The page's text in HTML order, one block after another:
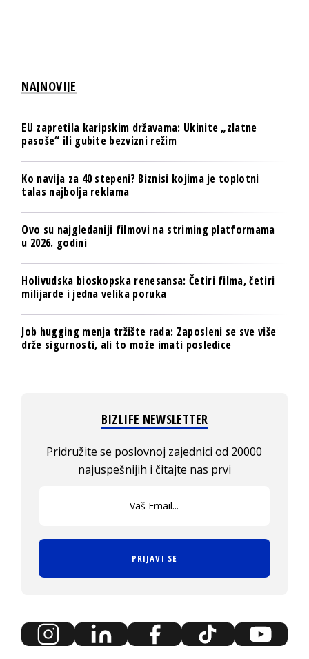
NAJNOVIJE
EU zapretila karipskim državama: Ukinite „zlatne
pasoše“ ili gubite bezvizni režim
Ko navija za 40 stepeni? Biznisi kojima je toplotni
talas najbolja reklama
Ovo su najgledaniji filmovi na striming platformama
u 2026. godini
Holivudska bioskopska renesansa: Četiri filma, četiri
milijarde i jedna velika poruka
Job hugging menja tržište rada: Zaposleni se sve više
drže sigurnosti, ali to može imati posledice
BIZLIFE NEWSLETTER
Pridružite se poslovnoj zajednici od 20000
najuspešnijih i čitajte nas prvi
PRIJAVI SE